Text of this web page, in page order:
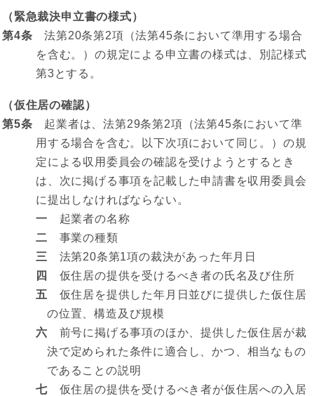
（緊急裁決申立書の様式）
第4条 法第20条第2項（法第45条において準用する場合
を含む。）の規定による申立書の様式は、別記様式
第3とする。
（仮住居の確認）
第5条 起業者は、法第29条第2項（法第45条において準
用する場合を含む。以下次項において同じ。）の規
定による収用委員会の確認を受けようとするとき
は、次に掲げる事項を記載した申請書を収用委員会
に提出しなければならない。
一 起業者の名称
二 事業の種類
三
法第20条第1項の裁決があった年月日
四
仮住居の提供を受けるべき者の氏名及び住所
五 仮住居を提供した年月日並びに提供した仮住居
の位置、構造及び規模
六 前号に掲げる事項のほか、提供した仮住居が裁
決で定められた条件に適合し、かつ、相当なもの
であることの説明
七仮住居の提供を受けるべき者が仮住居への入居